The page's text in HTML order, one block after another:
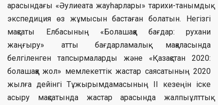
арасындағы «Әулиеата жауһарлары» тарихи-танымдық
экспедиция өз жұмысын бастаған болатын. Негізгі
мақсаты Елбасының «Болашаққа бағдар: рухани
жаңғыру» атты бағдарламалық мақаласында
белгіленген тапсырмаларды және «Қазақстан 2020:
болашаққа жол» мемлекеттік жастар саясатының 2020
жылға дейінгі Тұжырымдамасының ІІ кезеңін іске
асыру мақсатында жастар арасында жалпыұлттық